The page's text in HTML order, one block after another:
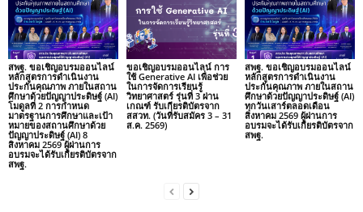
สพฐ. ขอเชิญอบรมออนไลน์
หลักสูตรการดำเนินงาน
ประกันคุณภาพ ภายในสถาน
ศึกษาด้วยปัญญาประดิษฐ์ (AI)
โมดูลที่ 2 การกำหนด
มาตรฐานการศึกษาและเป้า
หมายของสถานศึกษาด้วย
ปัญญาประดิษฐ์ (AI) 8
สิงหาคม 2569 ผู้ผ่านการ
อบรมจะได้รับเกียรติบัตรจาก
สพฐ.
ขอเชิญอบรมออนไลน์ การ
ใช้ Generative AI เพื่อช่วย
ในการจัดการเรียนรู้
วิทยาศาสตร์ รุ่นที่ 3 ผ่าน
เกณฑ์ รับเกียรติบัตรจาก
สสวท. (วันที่รับสมัคร 3 – 31
ส.ค. 2569)
สพฐ. ขอเชิญอบรมออนไลน์
หลักสูตรการดำเนินงาน
ประกันคุณภาพ ภายในสถาน
ศึกษาด้วยปัญญาประดิษฐ์ (AI)
ทุกวันเสาร์ตลอดเดือน
สิงหาคม 2569 ผู้ผ่านการ
อบรมจะได้รับเกียรติบัตรจาก
สพฐ.